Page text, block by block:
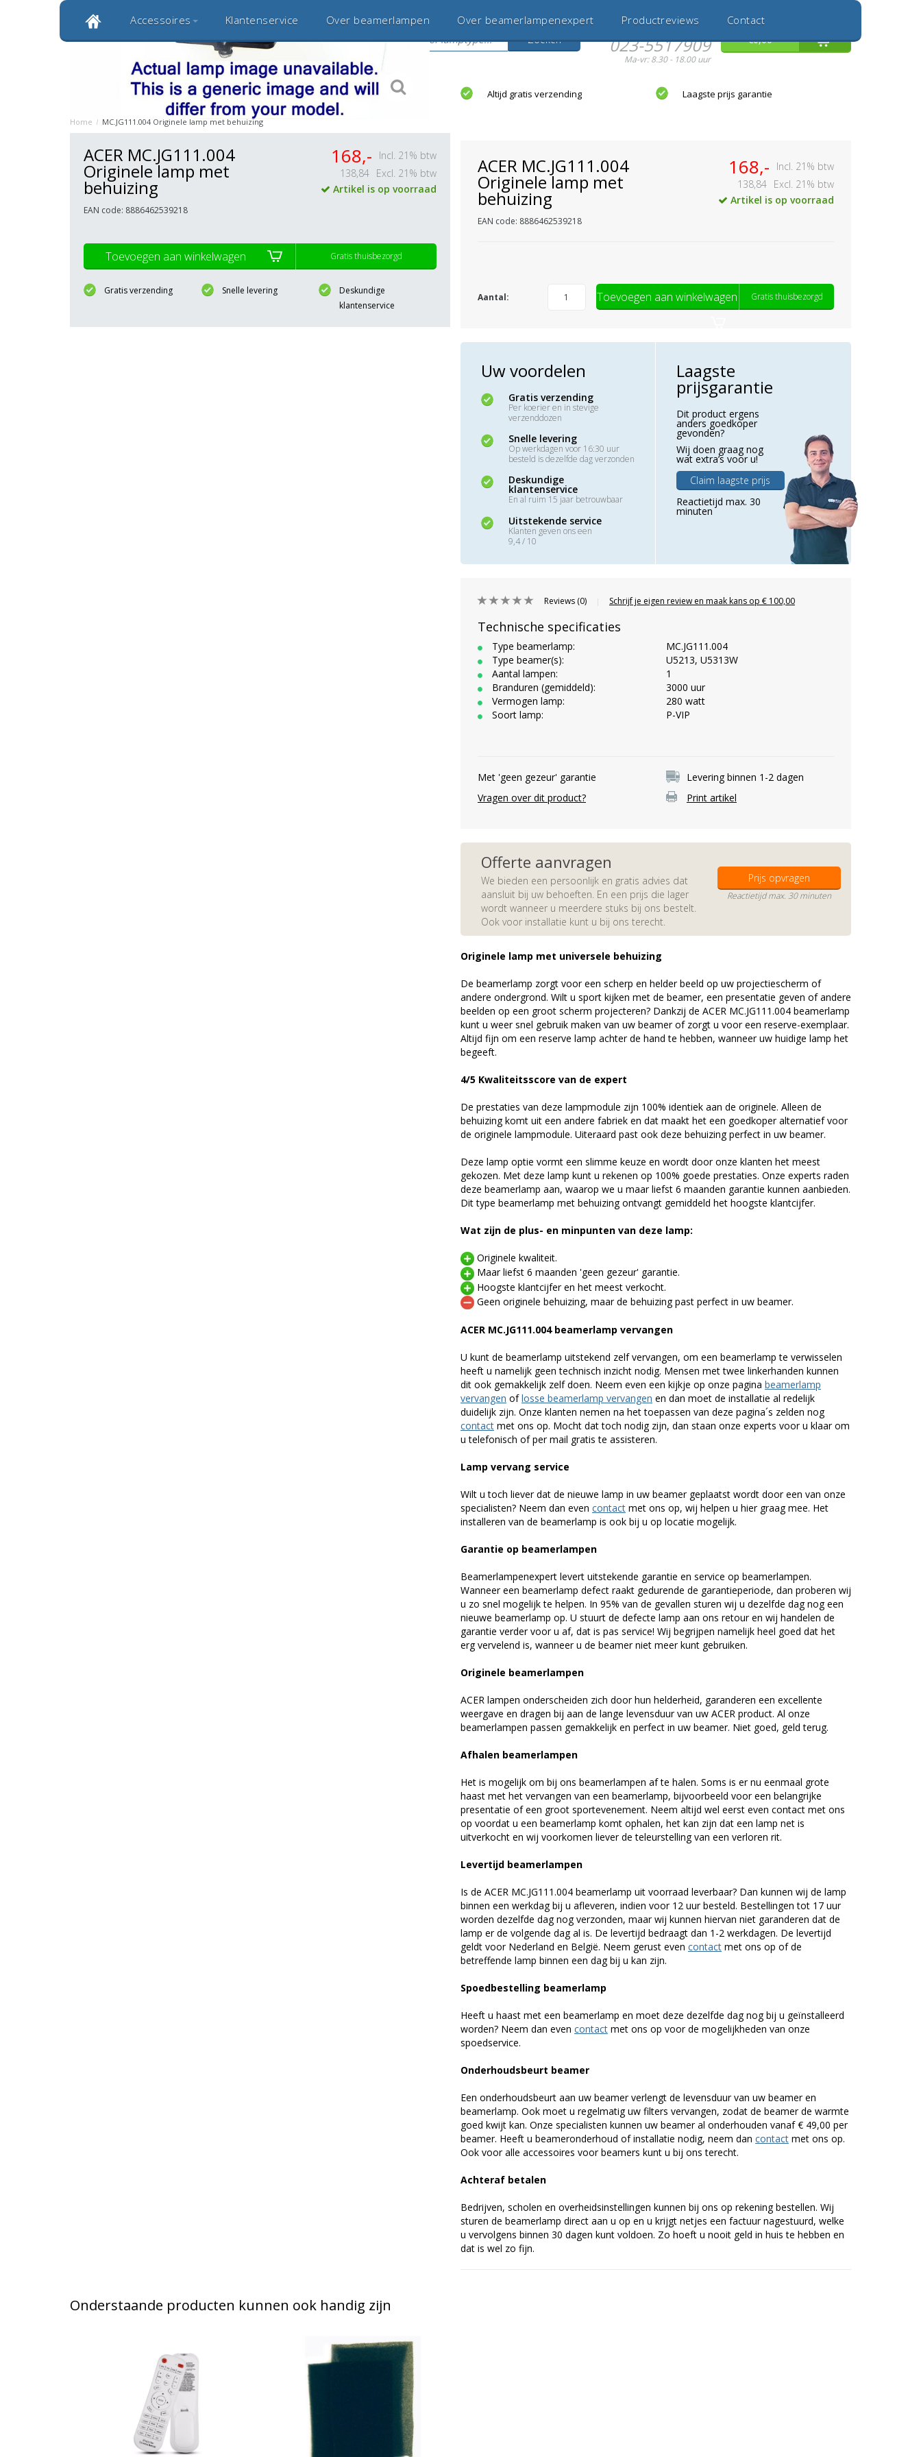
Inloggen
Klantbeoordeling 9,0
Bekijk alle 1000+ reviews
Zoeken
Hulp nodig?
023-5517909
Ma-vr: 8.30 - 18.00 uur
€0,00
Accessoires Klantenservice Over beamerlampen Over beamerlampenexpert Productreviews Contact
Originele kwaliteitsproducten 20 jaar betrouwbaar en ervaren Altijd gratis verzending Laagste prijs garantie
Home / MC.JG111.004 Originele lamp met behuizing
ACER MC.JG111.004
Originele lamp met
behuizing
EAN code: 8886462539218
168,-
Incl. 21% btw
138,84 Excl. 21% btw
Artikel is op voorraad
Toevoegen aan winkelwagen Gratis thuisbezorgd
Gratis verzending Snelle levering
Deskundige
klantenservice
ACER MC.JG111.004
Originele lamp met
behuizing
EAN code: 8886462539218
168,-
Incl. 21% btw
138,84 Excl. 21% btw
Artikel is op voorraad
Aantal: Toevoegen aan winkelwagen Gratis thuisbezorgd
Uw voordelen
Gratis verzending
Per koerier en in stevige
verzenddozen
Snelle levering
Op werkdagen voor 16:30 uur
besteld is dezelfde dag verzonden
Deskundige
klantenservice
En al ruim 15 jaar betrouwbaar
Uitstekende service
Klanten geven ons een
9,4 / 10
Laagste
prijsgarantie
Dit product ergens
anders goedkoper
gevonden?
Wij doen graag nog
wat extra’s voor u!
Claim laagste prijs
Reactietijd max. 30
minuten
Reviews (0) Schrijf je eigen review en maak kans op € 100,00
Technische specificaties
Type beamerlamp:
MC.JG111.004
Type beamer(s):
U5213, U5313W
Aantal lampen:
1
Branduren (gemiddeld):
3000 uur
Vermogen lamp:
280 watt
Soort lamp:
P-VIP
Met 'geen gezeur' garantie
Levering binnen 1-2 dagen
Vragen over dit product?
Print artikel
Offerte aanvragen
We bieden een persoonlijk en gratis advies dat
aansluit bij uw behoeften. En een prijs die lager
wordt wanneer u meerdere stuks bij ons bestelt.
Ook voor installatie kunt u bij ons terecht.
Prijs opvragen
Reactietijd max. 30 minuten
Originele lamp met universele behuizing
De beamerlamp zorgt voor een scherp en helder beeld op uw projectiescherm of
andere ondergrond. Wilt u sport kijken met de beamer, een presentatie geven of andere
beelden op een groot scherm projecteren? Dankzij de ACER MC.JG111.004 beamerlamp
kunt u weer snel gebruik maken van uw beamer of zorgt u voor een reserve-exemplaar.
Altijd fijn om een reserve lamp achter de hand te hebben, wanneer uw huidige lamp het
begeeft.
4/5 Kwaliteitsscore van de expert
De prestaties van deze lampmodule zijn 100% identiek aan de originele. Alleen de
behuizing komt uit een andere fabriek en dat maakt het een goedkoper alternatief voor
de originele lampmodule. Uiteraard past ook deze behuizing perfect in uw beamer.
Deze lamp optie vormt een slimme keuze en wordt door onze klanten het meest
gekozen. Met deze lamp kunt u rekenen op 100% goede prestaties. Onze experts raden
deze beamerlamp aan, waarop we u maar liefst 6 maanden garantie kunnen aanbieden.
Dit type beamerlamp met behuizing ontvangt gemiddeld het hoogste klantcijfer.
Wat zijn de plus- en minpunten van deze lamp:
Originele kwaliteit.
Maar liefst 6 maanden 'geen gezeur' garantie.
Hoogste klantcijfer en het meest verkocht.
Geen originele behuizing, maar de behuizing past perfect in uw beamer.
ACER MC.JG111.004 beamerlamp vervangen
U kunt de beamerlamp uitstekend zelf vervangen, om een beamerlamp te verwisselen
heeft u namelijk geen technisch inzicht nodig. Mensen met twee linkerhanden kunnen
dit ook gemakkelijk zelf doen. Neem even een kijkje op onze pagina beamerlamp
vervangen oflosse beamerlamp vervangen en dan moet de installatie al redelijk
duidelijk zijn. Onze klanten nemen na het toepassen van deze pagina´s zelden nog
contact met ons op. Mocht dat toch nodig zijn, dan staan onze experts voor u klaar om
u telefonisch of per mail gratis te assisteren.
Lamp vervang service
Wilt u toch liever dat de nieuwe lamp in uw beamer geplaatst wordt door een van onze
specialisten? Neem dan even contact met ons op, wij helpen u hier graag mee. Het
installeren van de beamerlamp is ook bij u op locatie mogelijk.
Garantie op beamerlampen
Beamerlampenexpert levert uitstekende garantie en service op beamerlampen.
Wanneer een beamerlamp defect raakt gedurende de garantieperiode, dan proberen wij
u zo snel mogelijk te helpen. In 95% van de gevallen sturen wij u dezelfde dag nog een
nieuwe beamerlamp op. U stuurt de defecte lamp aan ons retour en wij handelen de
garantie verder voor u af, dat is pas service! Wij begrijpen namelijk heel goed dat het
erg vervelend is, wanneer u de beamer niet meer kunt gebruiken.
Originele beamerlampen
ACER lampen onderscheiden zich door hun helderheid, garanderen een excellente
weergave en dragen bij aan de lange levensduur van uw ACER product. Al onze
beamerlampen passen gemakkelijk en perfect in uw beamer. Niet goed, geld terug.
Afhalen beamerlampen
Het is mogelijk om bij ons beamerlampen af te halen. Soms is er nu eenmaal grote
haast met het vervangen van een beamerlamp, bijvoorbeeld voor een belangrijke
presentatie of een groot sportevenement. Neem altijd wel eerst even contact met ons
op voordat u een beamerlamp komt ophalen, het kan zijn dat een lamp net is
uitverkocht en wij voorkomen liever de teleurstelling van een verloren rit.
Levertijd beamerlampen
Is de ACER MC.JG111.004 beamerlamp uit voorraad leverbaar? Dan kunnen wij de lamp
binnen een werkdag bij u afleveren, indien voor 12 uur besteld. Bestellingen tot 17 uur
worden dezelfde dag nog verzonden, maar wij kunnen hiervan niet garanderen dat de
lamp er de volgende dag al is. De levertijd bedraagt dan 1-2 werkdagen. De levertijd
geldt voor Nederland en België. Neem gerust even contact met ons op of de
betreffende lamp binnen een dag bij u kan zijn.
Spoedbestelling beamerlamp
Heeft u haast met een beamerlamp en moet deze dezelfde dag nog bij u geïnstalleerd
worden? Neem dan even contact met ons op voor de mogelijkheden van onze
spoedservice.
Onderhoudsbeurt beamer
Een onderhoudsbeurt aan uw beamer verlengt de levensduur van uw beamer en
beamerlamp. Ook moet u regelmatig uw filters vervangen, zodat de beamer de warmte
goed kwijt kan. Onze specialisten kunnen uw beamer al onderhouden vanaf € 49,00 per
beamer. Heeft u beameronderhoud of installatie nodig, neem dan contact met ons op.
Ook voor alle accessoires voor beamers kunt u bij ons terecht.
Achteraf betalen
Bedrijven, scholen en overheidsinstellingen kunnen bij ons op rekening bestellen. Wij
sturen de beamerlamp direct aan u op en u krijgt netjes een factuur nagestuurd, welke
u vervolgens binnen 30 dagen kunt voldoen. Zo hoeft u nooit geld in huis te hebben en
dat is wel zo fijn.
Onderstaande producten kunnen ook handig zijn